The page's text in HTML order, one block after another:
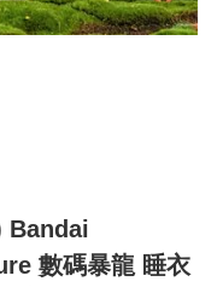
Bandai
數碼暴龍 睡衣